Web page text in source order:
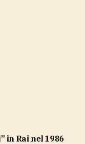
in Rai nel 1986